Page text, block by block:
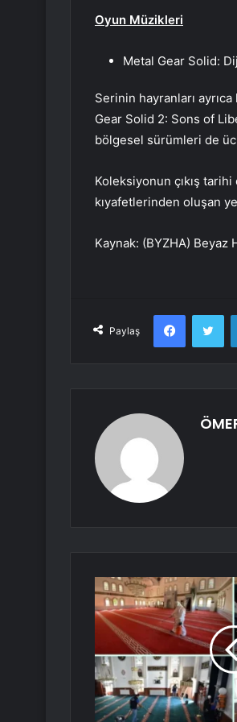
Oyun Müzikleri
Metal Gear Solid:
Serinin hayranları
Gear Solid 2: Sons of
bölgesel sürümleri de
Koleksiyonun çıkış
kıyafetlerinden oluşan
Kaynak: (BYZHA) Beyaz
Paylaş
Facebook